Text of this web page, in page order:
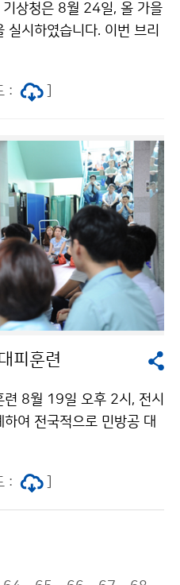
상청은 8월 24일, 올 가을
실시하였습니다. 이번 브리
과 10월에 평년보다 적겠
:
피훈련
련 8월 19일 오후 2시, 전시
여 전국적으로 민방공 대
임하였습니다.
: